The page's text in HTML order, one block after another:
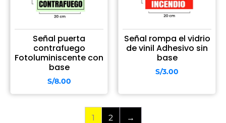
Señal puerta
contrafuego
Fotoluminiscente con
base
S/8.00
Señal rompa el vidrio
de vinil Adhesivo sin
base
S/3.00
1 2 →